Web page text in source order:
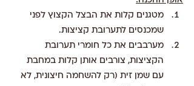
מטגנים קלות את הבצל הקצוץ לפני
שמכנסים לתערובת קציצות.
מערבבים את כל חומרי תערובת
הקציצות, צורבים אותן קלות במחבת
עם שמן זית (רק להשחמה חיצונית, לא